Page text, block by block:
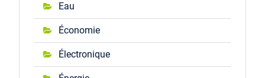
Eau
Économie
Électronique